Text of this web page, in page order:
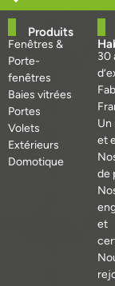
Produits
Fenêtres &
Porte-
fenêtres
Baies vitrées
Portes
Volets
Extérieurs
Domotique
30
Un
et
de
et